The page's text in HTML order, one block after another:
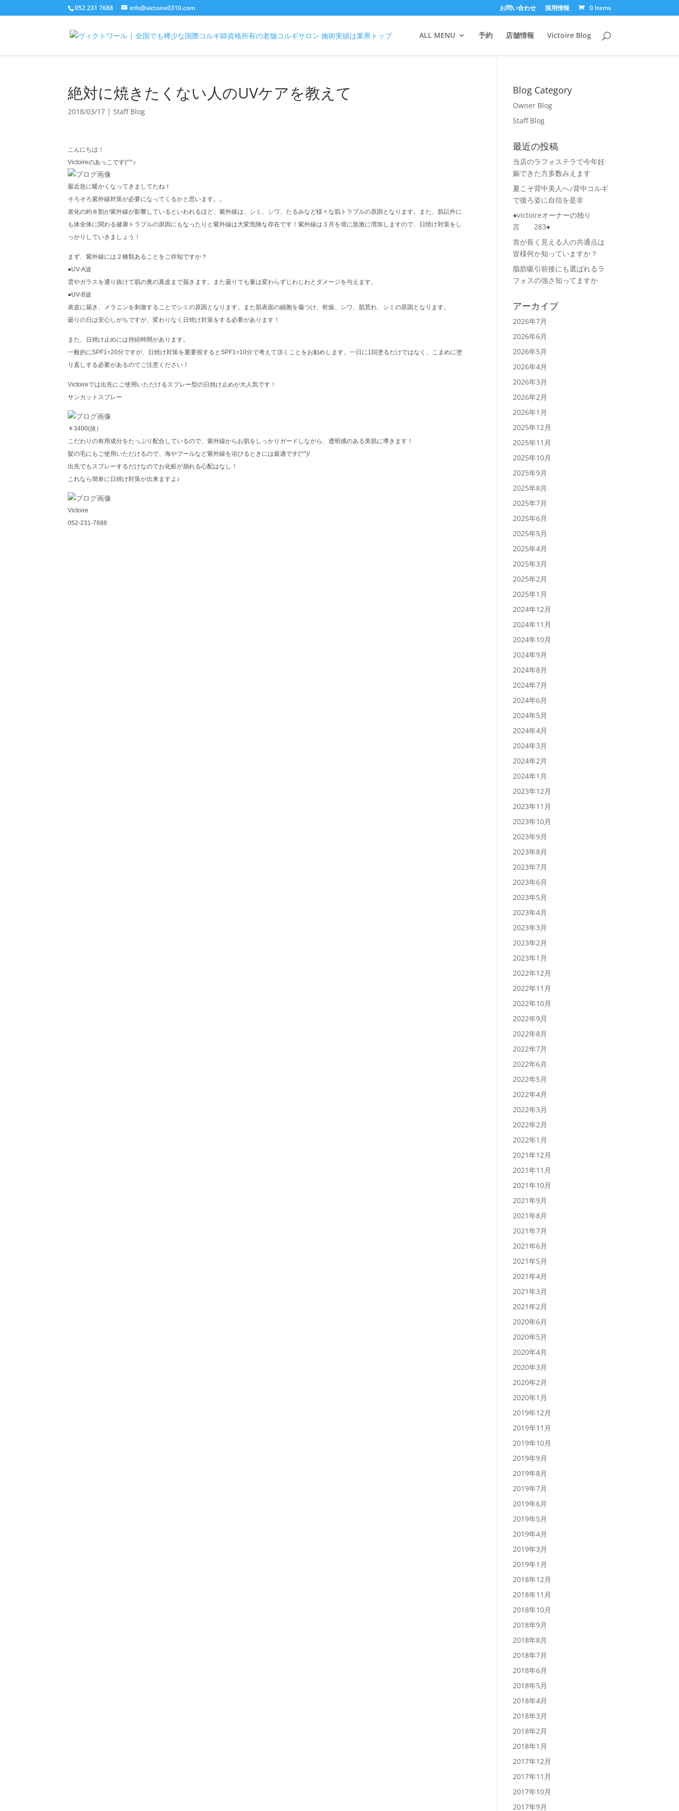
052 231 7688 info@victoire0310.com お問い合わせ 採用情報 0 Items
ALL MENU 予約 店舗情報 Victoire Blog
絶対に焼きたくない人のUVケアを教えて
2018/03/17 |Staff Blog
こんにちは！
Victoireのあっこです(^^♪
最近急に暖かくなってきましてたね！
そろそろ紫外線対策が必要になってくるかと思います。。
老化の約８割が紫外線が影響しているといわれるほど、紫外線は、シミ、シワ、たるみなど様々な肌トラブルの原因となります。また、肌以外に
も体全体に関わる健康トラブルの原因にもなったりと紫外線は大変危険な存在です！紫外線は３月を境に急激に増加しますので、日焼け対策をし
っかりしていきましょう！
まず、紫外線には２種類あることをご存知ですか？
●UV-A波
雲やガラスを通り抜けて肌の奥の真皮まで届きます。また曇りでも量は変わらずじわじわとダメージを与えます。
●UV-B波
表皮に届き、メラニンを刺激することでシミの原因となります。また肌表面の細胞を傷つけ、乾燥、シワ、肌荒れ、シミの原因となります。
曇りの日は安心しがちですが、変わりなく日焼け対策をする必要があります！
また、日焼け止めには持続時間があります。
一般的にSPF1=20分ですが、日焼け対策を重要視するとSPF1=10分で考えて頂くことをお勧めします。一日に1回塗るだけではなく、こまめに塗
り直しする必要があるのでご注意ください！
Victoireでは出先にご使用いただけるスプレー型の日焼け止めが大人気です！
サンカットスプレー
￥3400(抜）
こだわりの有用成分をたっぷり配合しているので、紫外線からお肌をしっかりガードしながら、透明感のある美肌に導きます！
髪の毛にもご使用いただけるので、海やプールなど紫外線を浴びるときには最適です(^^)/
出先でもスプレーするだけなのでお化粧が崩れる心配はなし！
これなら簡単に日焼け対策が出来ますよ♪
Victoire
052-231-7688
Blog Category
Owner Blog
Staff Blog
最近の投稿
当店のラフォステラで今年妊
娠できた方多数みえます
夏こそ背中美人へ♪背中コルギ
で後ろ姿に自信を是非
●victoireオーナーの独り
言 283●
首が長く見える人の共通点は
皆様何か知っていますか？
脂肪吸引前後にも選ばれるラ
フォスの強さ知ってますか
アーカイブ
2026年7月
2026年6月
2026年5月
2026年4月
2026年3月
2026年2月
2026年1月
2025年12月
2025年11月
2025年10月
2025年9月
2025年8月
2025年7月
2025年6月
2025年5月
2025年4月
2025年3月
2025年2月
2025年1月
2024年12月
2024年11月
2024年10月
2024年9月
2024年8月
2024年7月
2024年6月
2024年5月
2024年4月
2024年3月
2024年2月
2024年1月
2023年12月
2023年11月
2023年10月
2023年9月
2023年8月
2023年7月
2023年6月
2023年5月
2023年4月
2023年3月
2023年2月
2023年1月
2022年12月
2022年11月
2022年10月
2022年9月
2022年8月
2022年7月
2022年6月
2022年5月
2022年4月
2022年3月
2022年2月
2022年1月
2021年12月
2021年11月
2021年10月
2021年9月
2021年8月
2021年7月
2021年6月
2021年5月
2021年4月
2021年3月
2021年2月
2020年6月
2020年5月
2020年4月
2020年3月
2020年2月
2020年1月
2019年12月
2019年11月
2019年10月
2019年9月
2019年8月
2019年7月
2019年6月
2019年5月
2019年4月
2019年3月
2019年1月
2018年12月
2018年11月
2018年10月
2018年9月
2018年8月
2018年7月
2018年6月
2018年5月
2018年4月
2018年3月
2018年2月
2018年1月
2017年12月
2017年11月
2017年10月
2017年9月